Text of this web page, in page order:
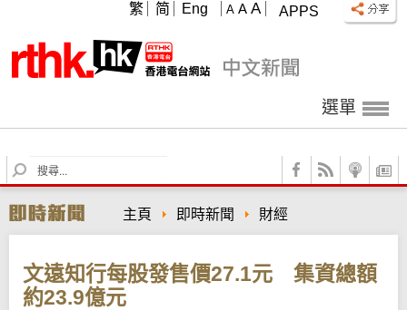
APPS
A A A
繁 简 Eng
選單
S
e
r
c
主頁 即時新聞 財經
文遠知行每股發售價27.1元 集資總額
約23.9億元